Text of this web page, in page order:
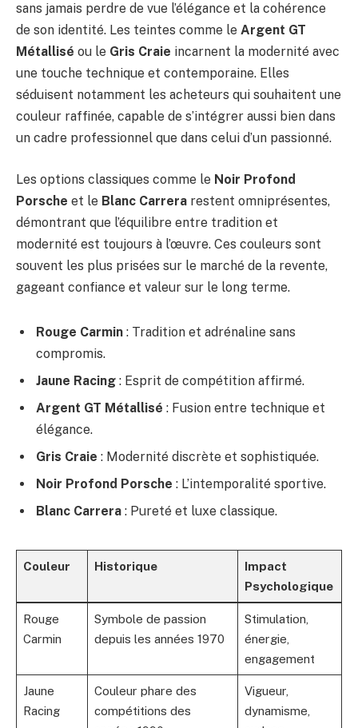
sans jamais perdre de vue l’élégance et la cohérence
de son identité. Les teintes comme le Argent GT
Métallisé ou le Gris Craie incarnent la modernité avec
une touche technique et contemporaine. Elles
séduisent notamment les acheteurs qui souhaitent une
couleur raffinée, capable de s’intégrer aussi bien dans
un cadre professionnel que dans celui d’un passionné.
Les options classiques comme le Noir Profond
Porsche et le Blanc Carrera restent omniprésentes,
démontrant que l’équilibre entre tradition et
modernité est toujours à l’œuvre. Ces couleurs sont
souvent les plus prisées sur le marché de la revente,
gageant confiance et valeur sur le long terme.
Rouge Carmin : Tradition et adrénaline sans
compromis.
Jaune Racing : Esprit de compétition affirmé.
Argent GT Métallisé : Fusion entre technique et
élégance.
Gris Craie : Modernité discrète et sophistiquée.
Noir Profond Porsche : L’intemporalité sportive.
Blanc Carrera : Pureté et luxe classique.
Couleur Historique
Impact
Psychologique
Rouge
Carmin
Symbole de passion
depuis les années 1970
Stimulation,
énergie,
engagement
Jaune
Racing
Couleur phare des
compétitions des
Vigueur,
dynamisme,